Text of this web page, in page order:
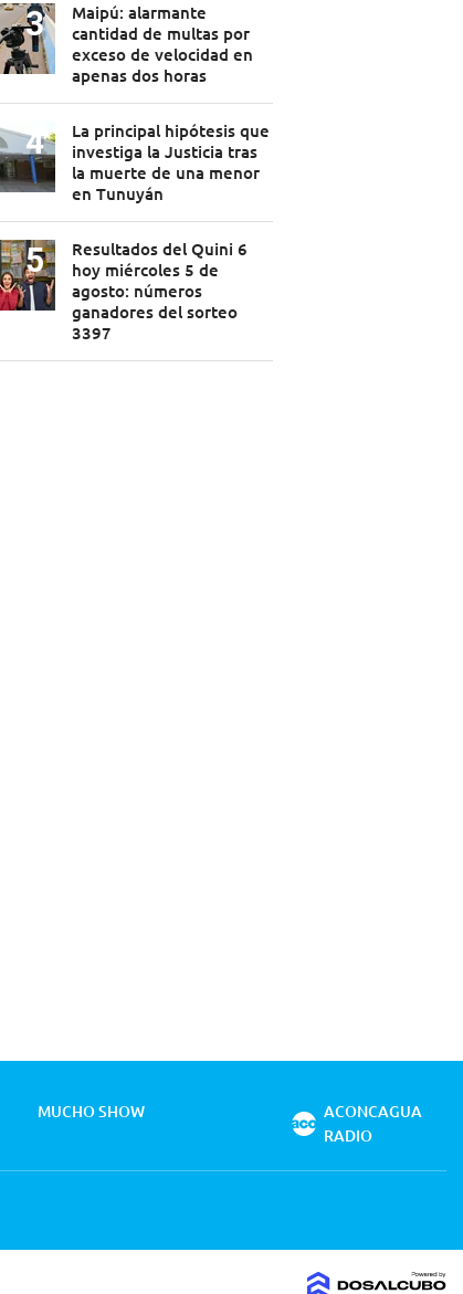
Maipú: alarmante
cantidad de multas por
exceso de velocidad en
apenas dos horas
La principal hipótesis que
investiga la Justicia tras
la muerte de una menor
en Tunuyán
Resultados del Quini 6
hoy miércoles 5 de
agosto: números
ganadores del sorteo
3397
MUCHO SHOW
ACONCAGUA
RADIO